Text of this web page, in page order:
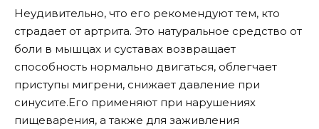
Неудивительно, что его рекомендуют тем, кто
страдает от артрита. Это натуральное средство от
боли в мышцах и суставах возвращает
способность нормально двигаться, облегчает
приступы мигрени, снижает давление при
синусите.Его применяют при нарушениях
пищеварения, а также для заживления